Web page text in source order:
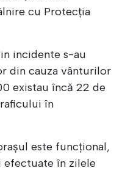
cu Protecția
incidente s-au
din cauza vânturilor
existau încă 22 de
în
este funcțional,
în zilele